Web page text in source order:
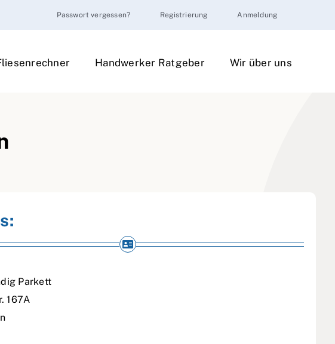
Passwort vergessen? Registrierung Anmeldung
Handwerker Ratgeber Wir über uns
Parkett
167A